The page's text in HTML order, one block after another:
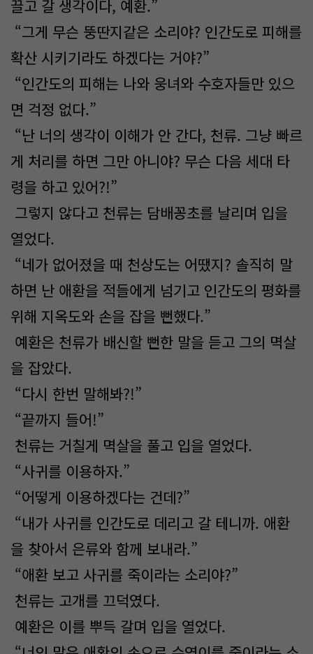
끌고 갈 생각이다, 예환.”
“그게 무슨 뚱딴지같은 소리야? 인간도로 피해를
확산 시키기라도 하겠다는 거야?”
“인간도의 피해는 나와 웅녀와 수호자들만 있으
면 걱정 없다.”
“난 너의 생각이 이해가 안 간다, 천류. 그냥 빠르
게 처리를 하면 그만 아니야? 무슨 다음 세대 타
령을 하고 있어?!”
그렇지 않다고 천류는 담배꽁초를 날리며 입을
열었다.
“네가 없어졌을 때 천상도는 어땠지? 솔직히 말
하면 난 애환을 적들에게 넘기고 인간도의 평화를
위해 지옥도와 손을 잡을 뻔했다.”
예환은 천류가 배신할 뻔한 말을 듣고 그의 멱살
을 잡았다.
“다시 한번 말해봐?!”
“끝까지 들어!”
천류는 거칠게 멱살을 풀고 입을 열었다.
“사귀를 이용하자.”
“어떻게 이용하겠다는 건데?”
“내가 사귀를 인간도로 데리고 갈 테니까. 애환
을 찾아서 은류와 함께 보내라.”
“애환 보고 사귀를 죽이라는 소리야?”
천류는 고개를 끄덕였다.
예환은 이를 뿌득 갈며 입을 열었다.